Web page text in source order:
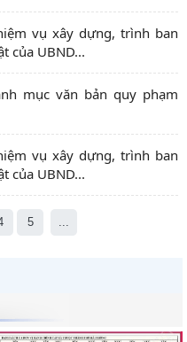
vụ xây dựng, trình ban
của UBND...
mục văn bản quy phạm
vụ xây dựng, trình ban
của UBND...
5